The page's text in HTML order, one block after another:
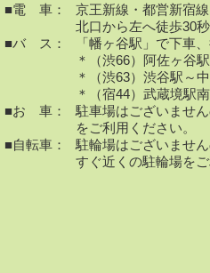
■電 車：
京王新線・都営新宿
北口から左へ徒歩30秒
■バ ス：
「幡ヶ谷駅」で下車
＊（渋66）阿佐ヶ谷
＊（渋63）渋谷駅～
＊（宿44）武蔵境駅
■お 車：
駐車場はございませ
をご利用ください。
■自転車：
駐輪場はございませ
すぐ近くの駐輪場をご